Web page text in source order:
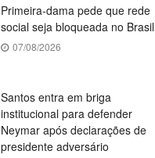
Primeira-dama pede que rede
social seja bloqueada no Brasil
07/08/2026
Santos entra em briga
institucional para defender
Neymar após declarações de
presidente adversário